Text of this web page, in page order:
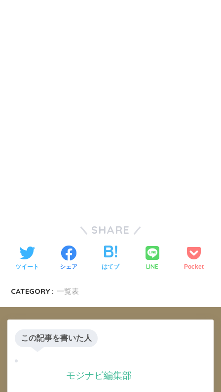
SHARE
ツイート シェア はてブ LINE Pocket
CATEGORY : 一覧表
この記事を書いた人
モジナビ編集部